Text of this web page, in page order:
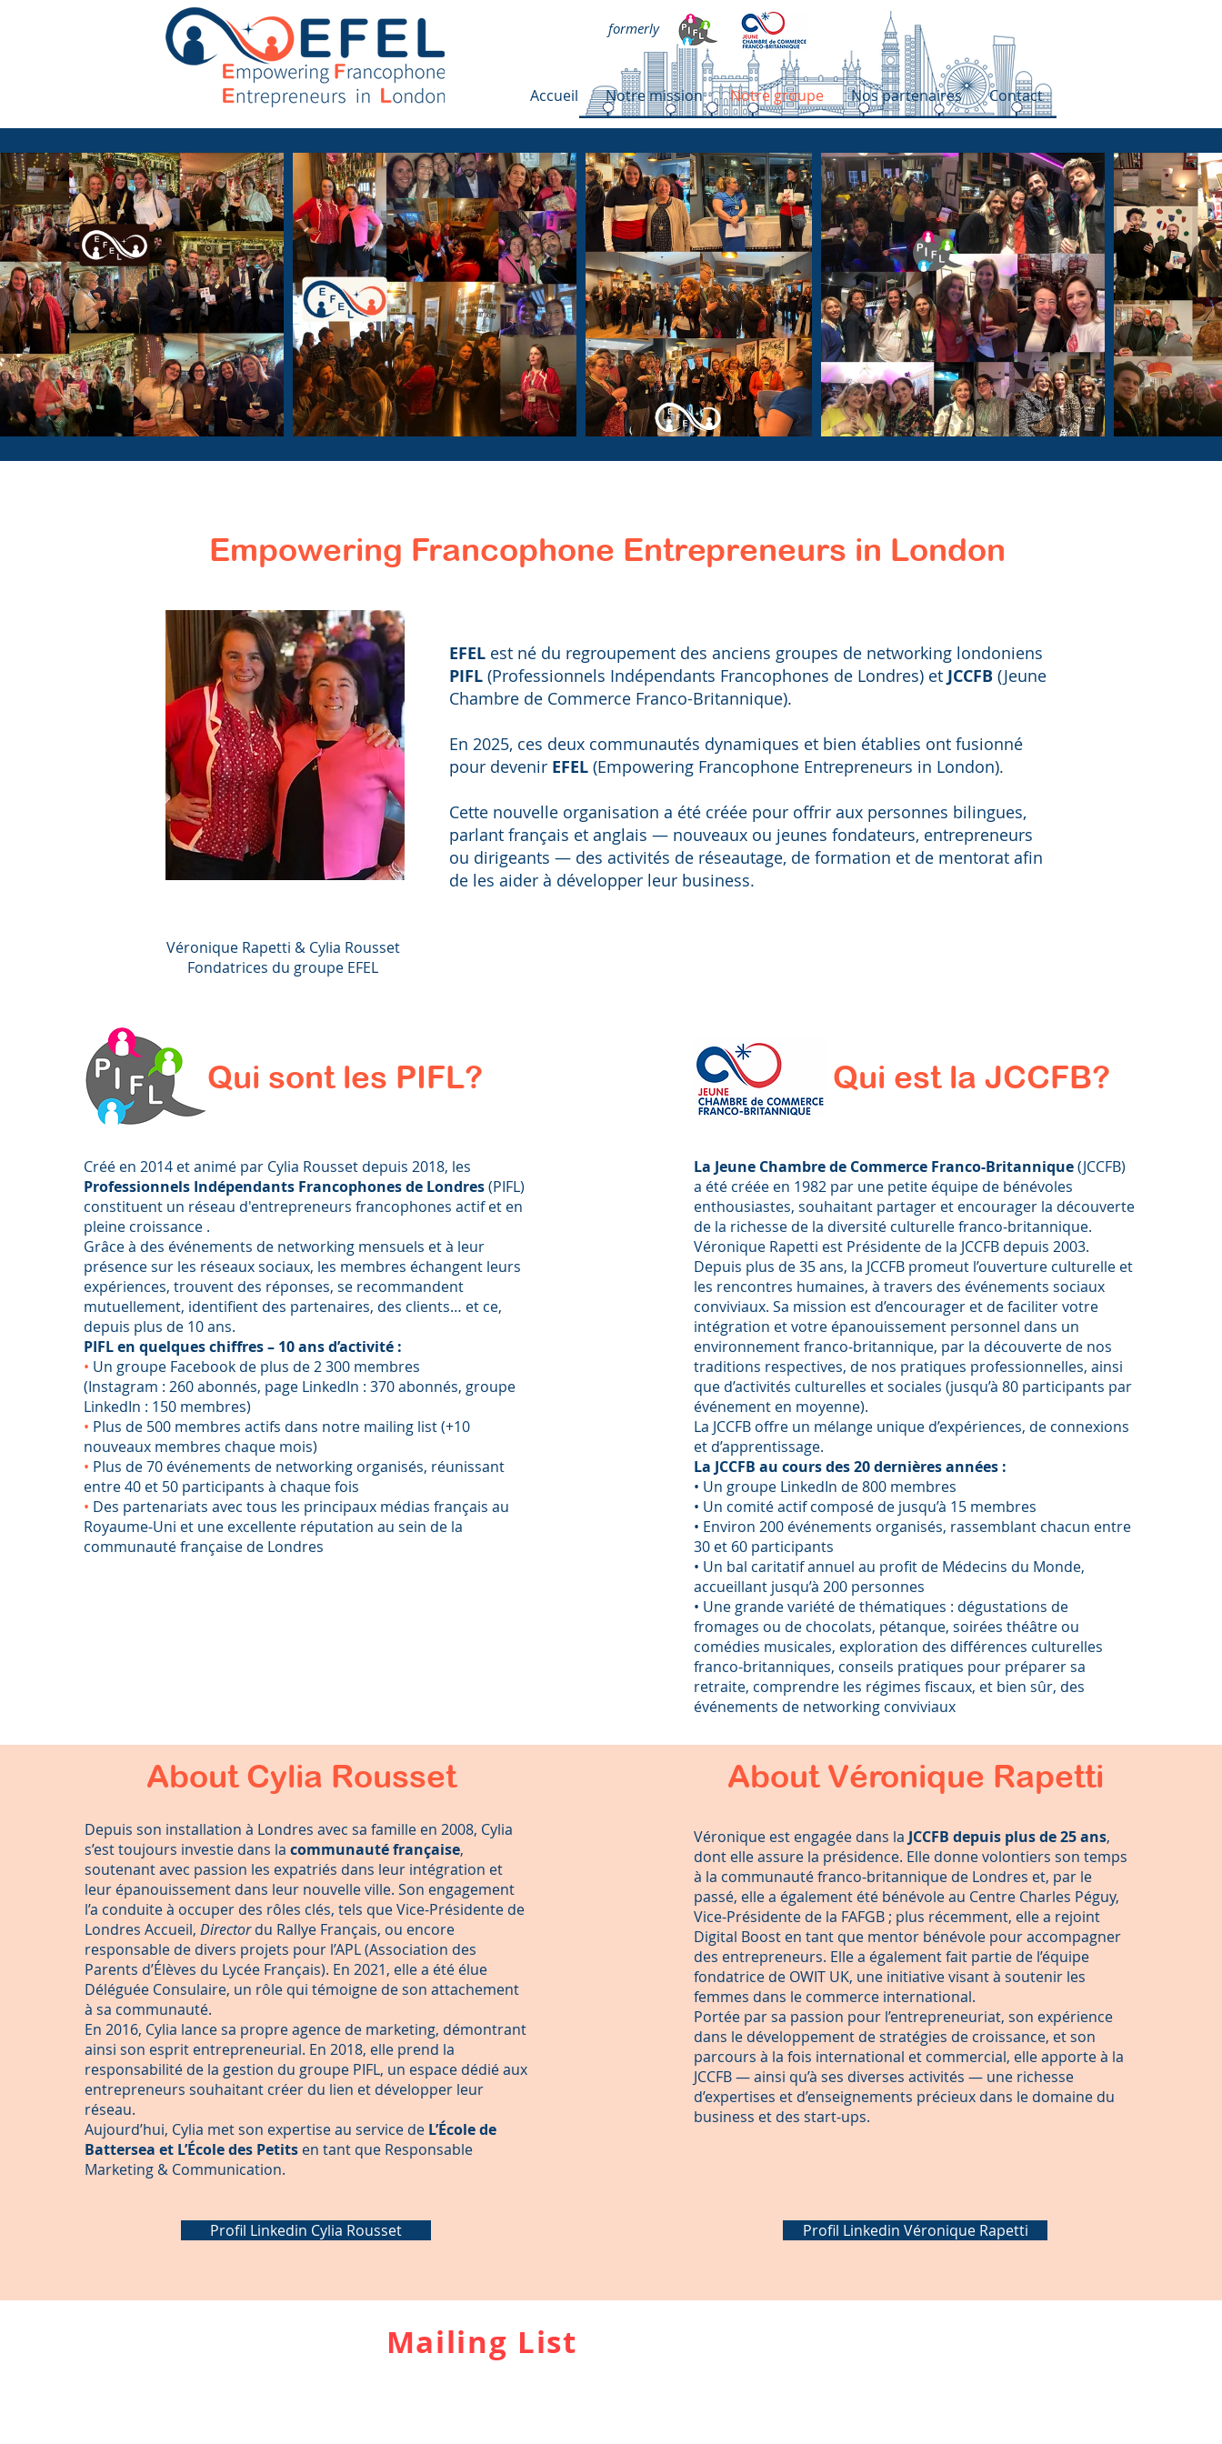
Accueil Notre mission Notre groupe Nos partenaires Contact
formerly
Empowering Francophone Entrepreneurs in London
EFEL est né du regroupement des anciens groupes de networking londoniens
PIFL (Professionnels Indépendants Francophones de Londres) et JCCFB (Jeune
Chambre de Commerce Franco-Britannique).
En 2025, ces deux communautés dynamiques et bien établies ont fusionné
pour devenir EFEL (Empowering Francophone Entrepreneurs in London).
Cette nouvelle organisation a été créée pour offrir aux personnes bilingues,
parlant français et anglais — nouveaux ou jeunes fondateurs, entrepreneurs
ou dirigeants — des activités de réseautage, de formation et de mentorat afin
de les aider à développer leur business.
Véronique Rapetti & Cylia Rousset
Fondatrices du groupe EFEL
Qui sont les PIFL?
Créé en 2014 et animé par Cylia Rousset depuis 2018, les
Professionnels Indépendants Francophones de Londres(PIFL)
constituent un réseau d'entrepreneurs francophones actif et en
pleine croissance .
Grâce à des événements de networking mensuels et à leur
présence sur les réseaux sociaux, les membres échangent leurs
expériences, trouvent des réponses, se recommandent
mutuellement, identifient des partenaires, des clients… et ce,
depuis plus de 10 ans.
PIFL en quelques chiffres – 10 ans d’activité :
•⁠ ⁠ Un groupe Facebook de plus de 2 300 membres
(Instagram : 260 abonnés, page LinkedIn : 370 abonnés, groupe
LinkedIn : 150 membres)
•⁠ ⁠Plus de 500 membres actifs dans notre mailing list (+10
nouveaux membres chaque mois)
•⁠ ⁠Plus de 70 événements de networking organisés, réunissant
entre 40 et 50 participants à chaque fois
•⁠ ⁠Des partenariats avec tous les principaux médias français au
Royaume-Uni et une excellente réputation au sein de la
communauté française de Londres
Qui est la JCCFB?
La Jeune Chambre de Commerce Franco-Britannique(JCCFB)
a été créée en 1982 par une petite équipe de bénévoles
enthousiastes, souhaitant partager et encourager la découverte
de la richesse de la diversité culturelle franco-britannique.
Véronique Rapetti est Présidente de la JCCFB depuis 2003.
Depuis plus de 35 ans, la JCCFB promeut l’ouverture culturelle et
les rencontres humaines, à travers des événements sociaux
conviviaux. Sa mission est d’encourager et de faciliter votre
intégration et votre épanouissement personnel dans un
environnement franco-britannique, par la découverte de nos
traditions respectives, de nos pratiques professionnelles, ainsi
que d’activités culturelles et sociales (jusqu’à 80 participants par
événement en moyenne).
La JCCFB offre un mélange unique d’expériences, de connexions
et d’apprentissage.
La JCCFB au cours des 20 dernières années :
•⁠ ⁠Un groupe LinkedIn de 800 membres
•⁠ ⁠Un comité actif composé de jusqu’à 15 membres
•⁠ ⁠Environ 200 événements organisés, rassemblant chacun entre
30 et 60 participants
•⁠ ⁠Un bal caritatif annuel au profit de Médecins du Monde,
accueillant jusqu’à 200 personnes
•⁠ ⁠Une grande variété de thématiques : dégustations de
fromages ou de chocolats, pétanque, soirées théâtre ou
comédies musicales, exploration des différences culturelles
franco-britanniques, conseils pratiques pour préparer sa
retraite, comprendre les régimes fiscaux, et bien sûr, des
événements de networking conviviaux
About Cylia Rousset
Depuis son installation à Londres avec sa famille en 2008, Cylia
s’est toujours investie dans la communauté française,
soutenant avec passion les expatriés dans leur intégration et
leur épanouissement dans leur nouvelle ville. Son engagement
l’a conduite à occuper des rôles clés, tels que Vice-Présidente de
Londres Accueil, Directordu Rallye Français, ou encore
responsable de divers projets pour l’APL (Association des
Parents d’Élèves du Lycée Français). En 2021, elle a été élue
Déléguée Consulaire, un rôle qui témoigne de son attachement
à sa communauté.
En 2016, Cylia lance sa propre agence de marketing, démontrant
ainsi son esprit entrepreneurial. En 2018, elle prend la
responsabilité de la gestion du groupe PIFL, un espace dédié aux
entrepreneurs souhaitant créer du lien et développer leur
réseau.
Aujourd’hui, Cylia met son expertise au service de L’École de
Battersea et L’École des Petits en tant que Responsable
Marketing & Communication.
Profil Linkedin Cylia Rousset
About Véronique Rapetti
Véronique est engagée dans la JCCFB depuis plus de 25 ans,
dont elle assure la présidence. Elle donne volontiers son temps
à la communauté franco-britannique de Londres et, par le
passé, elle a également été bénévole au Centre Charles Péguy,
Vice-Présidente de la FAFGB ; plus récemment, elle a rejoint
Digital Boost en tant que mentor bénévole pour accompagner
des entrepreneurs. Elle a également fait partie de l’équipe
fondatrice de OWIT UK, une initiative visant à soutenir les
femmes dans le commerce international.
Portée par sa passion pour l’entrepreneuriat, son expérience
dans le développement de stratégies de croissance, et son
parcours à la fois international et commercial, elle apporte à la
JCCFB — ainsi qu’à ses diverses activités — une richesse
d’expertises et d’enseignements précieux dans le domaine du
business et des start-ups.
Profil Linkedin Véronique Rapetti
Mailing List